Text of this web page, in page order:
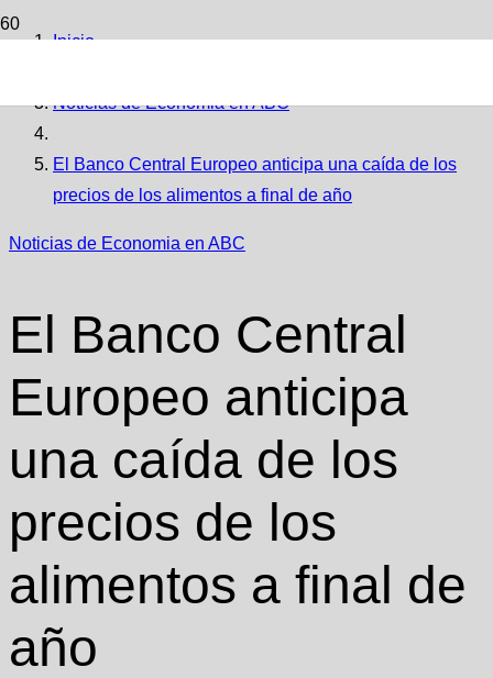
Inicio
Noticias de Economia en ABC
El Banco Central Europeo anticipa una caída de los
precios de los alimentos a final de año
Noticias de Economia en ABC
El Banco Central
Europeo anticipa
una caída de los
precios de los
alimentos a final de
año